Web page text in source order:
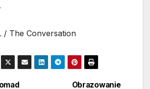
/ The Conversation
Obrazowanie